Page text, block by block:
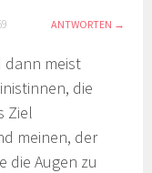
ANTWORTEN
dann meist
die
Ziel
meinen, der
die Augen zu